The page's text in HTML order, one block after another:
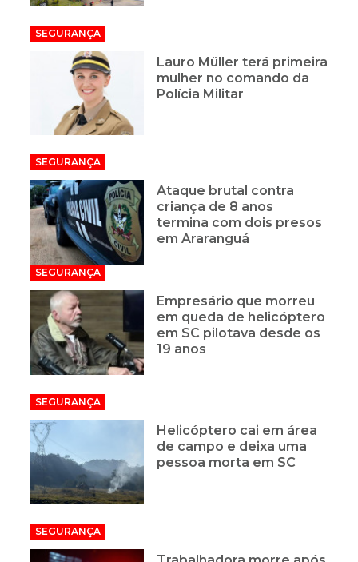
SEGURANÇA
Lauro Müller terá primeira
mulher no comando da
Polícia Militar
SEGURANÇA
Ataque brutal contra
criança de 8 anos
termina com dois presos
em Araranguá
SEGURANÇA
Empresário que morreu
em queda de helicóptero
em SC pilotava desde os
19 anos
SEGURANÇA
Helicóptero cai em área
de campo e deixa uma
pessoa morta em SC
SEGURANÇA